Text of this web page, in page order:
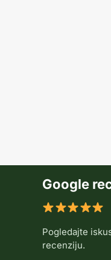
Google
Pogledajte
recenziju.